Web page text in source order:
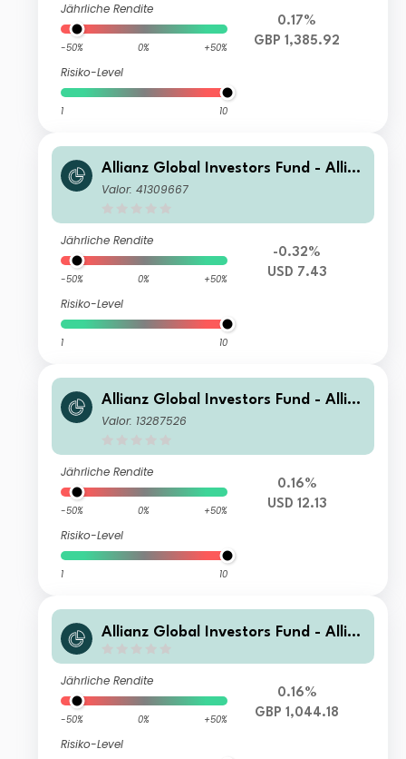
Jährliche Rendite
-50% 0% +50%
Risiko-Level
1 10
0.17%
GBP 1,385.92
Allianz Global Investors Fund - Allia
nz Emerging Markets Select Bond A
Valor: 41309667
Jährliche Rendite
-50% 0% +50%
Risiko-Level
1 10
-0.32%
USD 7.43
Allianz Global Investors Fund - Allia
nz Emerging Markets Select Bond CT
Valor: 13287526
Jährliche Rendite
-50% 0% +50%
Risiko-Level
1 10
0.16%
USD 12.13
Allianz Global Investors Fund - Allia
Q (H2-GBP)
Jährliche Rendite
-50% 0% +50%
Risiko-Level
0.16%
GBP 1,044.18